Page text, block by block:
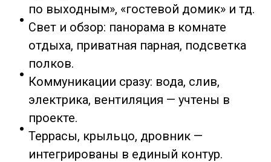
по выходным», «гостевой домик» и тд.
Свет и обзор: панорама в комнате
отдыха, приватная парная, подсветка
полков.
Коммуникации сразу: вода, слив,
электрика, вентиляция — учтены в
проекте.
Террасы, крыльцо, дровник —
интегрированы в единый контур.